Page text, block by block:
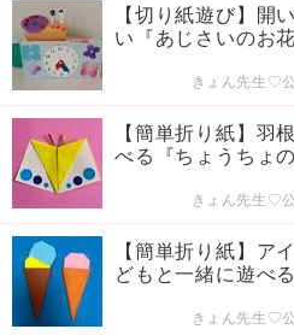
【切り紙遊び】開
い『あじさいのお
きょん先生♡
【簡単折り紙】羽
べる『ちょうちょ
きょん先生♡
【簡単折り紙】ア
どもと一緒に遊べ
きょん先生♡